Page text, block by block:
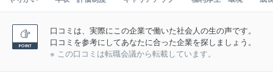
口コミは、実際にこの企業で働いた社会人の生の声です。
口コミを参考にしてあなたに合った企業を探しましょう。
※ この口コミは転職会議から転載しています。